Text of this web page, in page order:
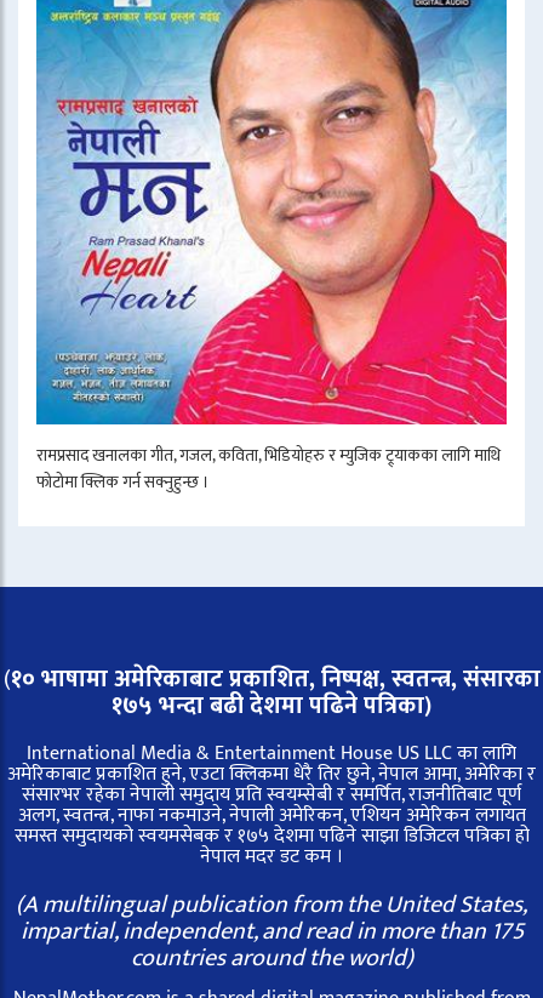
रामप्रसाद खनालका गीत, गजल, कविता, भिडियोहरु र म्युजिक ट्र्याकका लागि माथि
फोटोमा क्लिक गर्न सक्नुहुन्छ ।
(१० भाषामा अमेरिकाबाट प्रकाशित, निष्पक्ष, स्वतन्त्र,संसारका
१७५ भन्दा बढी देशमा पढिने पत्रिका)
International Media & Entertainment House US LLC का लागि
अमेरिकाबाट प्रकाशित हुने, एउटा क्लिकमा धेरै तिर छुने, नेपाल आमा, अमेरिका र
संसारभर रहेका नेपाली समुदाय प्रति स्वयम्सेबी र समर्पित, राजनीतिबाट पूर्ण
अलग, स्वतन्त्र, नाफा नकमाउने, नेपाली अमेरिकन, एशियन अमेरिकन लगायत
समस्त समुदायको स्वयमसेबक र १७५ देशमा पढिने साझा डिजिटल पत्रिका हो
नेपाल मदर डट कम ।
(A multilingual publication from the United States,
impartial, independent, and read in more than 175
countries around the world)